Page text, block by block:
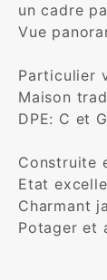
un cadre
Vue
Particulier
Maison
DPE: C et
Construite
Etat
Charmant
Potager et